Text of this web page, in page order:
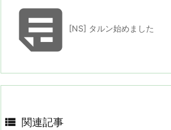
[NS] タルン始めました
 関連記事